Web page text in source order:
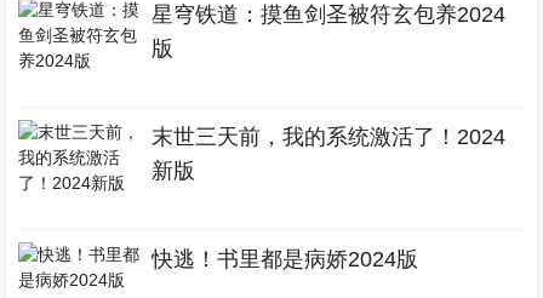
星穹铁道：摸鱼剑圣被符玄包养2024
版
末世三天前，我的系统激活了！2024
新版
快逃！书里都是病娇2024版